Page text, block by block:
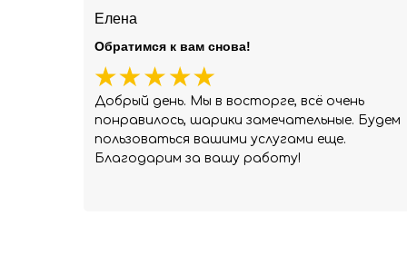
Елена
Добрый день. Мы в восторге, всё очень
понравилось, шарики замечательные. Будем
пользоваться вашими услугами еще.
Благодарим за вашу работу!
Обратимся к вам снова!